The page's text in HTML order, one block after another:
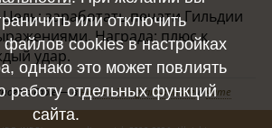
Цель: заработать печати Гильдии
Награда: плюс к
удар.
о Fable — внашем Telegram-каналеичате
или отключить
файлов cookies в настройках
однако это может повлиять
работу отдельных функций
сайта.